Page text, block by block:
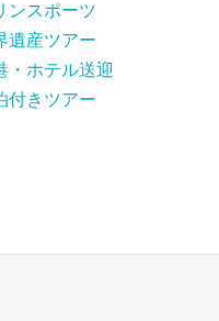
ンスポーツ
遺産ツアー
・ホテル送迎
付きツアー